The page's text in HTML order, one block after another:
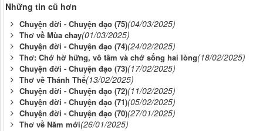
Những tin cũ hơn
Chuyện đời - Chuyện đạo (75)(04/03/2025)
Thơ về Mùa chay(01/03/2025)
Chuyện đời - Chuyện đạo (74)(24/02/2025)
Thơ: Chớ hờ hững, vô tâm và chớ sống hai lòng(18/02/2025)
Chuyện đời - Chuyện đạo (73)(17/02/2025)
Thơ về Thánh Thể(13/02/2025)
Chuyện đời - Chuyện đạo (72)(11/02/2025)
Chuyện đời - Chuyện đạo (71)(05/02/2025)
Chuyện đời - Chuyện đạo (70)(27/01/2025)
Thơ về Năm mới(26/01/2025)